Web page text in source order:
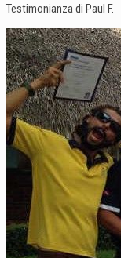
Testimonianza di Paul F.